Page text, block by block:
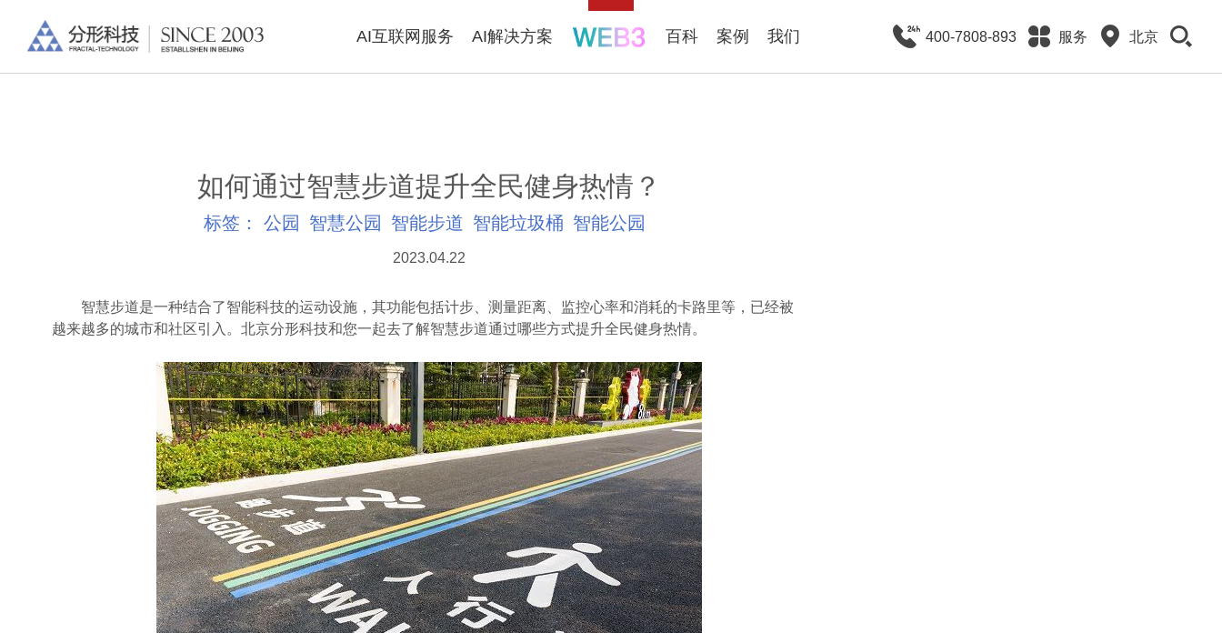
AI互联网服务 AI解决方案 百科 案例 我们 400-7808-893 服务 北京
如何通过智慧步道提升全民健身热情？
标签： 公园 智慧公园 智能步道 智能垃圾桶 智能公园
2023.04.22
智慧步道是一种结合了智能科技的运动设施，其功能包括计步、测量距离、监控心率和消耗的卡路里等，已经被
越来越多的城市和社区引入。北京分形科技和您一起去了解智慧步道通过哪些方式提升全民健身热情。